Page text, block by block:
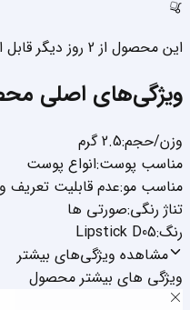
این محصول از 2 روز دیگر قابل ارسال می باشد
ویژگی‌های اصلی
وزن/حجم:2.5 گرم
مناسب پوست:انواع پوست
مناسب مو:عدم قابلیت تعریف
تناژ رنگی:صورتی ها
رنگ:
Lipstick D05
مشاهده ویژگی‌های بیشتر
ویژگی های بیشتر محصول